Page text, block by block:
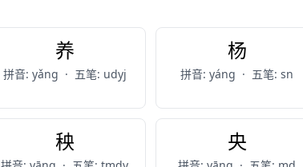
养
拼音: yǎng · 五笔: udyj
杨
拼音: yáng · 五笔: sn
秧 央